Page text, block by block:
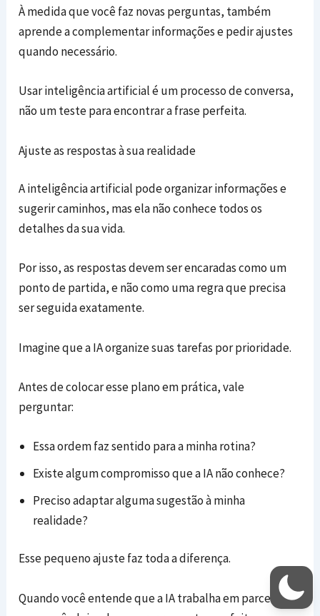
À medida que você faz novas perguntas, também
aprende a complementar informações e pedir ajustes
quando necessário.
Usar inteligência artificial é um processo de conversa,
não um teste para encontrar a frase perfeita.
Ajuste as respostas à sua realidade
A inteligência artificial pode organizar informações e
sugerir caminhos, mas ela não conhece todos os
detalhes da sua vida.
Por isso, as respostas devem ser encaradas como um
ponto de partida, e não como uma regra que precisa
ser seguida exatamente.
Imagine que a IA organize suas tarefas por prioridade.
Antes de colocar esse plano em prática, vale
perguntar:
Essa ordem faz sentido para a minha rotina?
Existe algum compromisso que a IA não conhece?
Preciso adaptar alguma sugestão à minha
realidade?
Esse pequeno ajuste faz toda a diferença.
Quando você entende que a IA trabalha em parceria